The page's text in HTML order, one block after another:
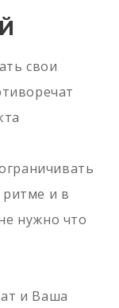
свои
и в
нужно что
и Ваша